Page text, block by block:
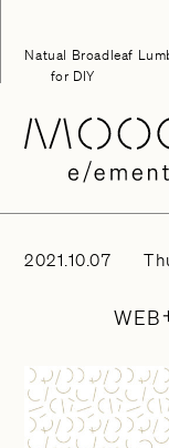
content
Natual Broadleaf
for DIY
2021.10.07
WEB